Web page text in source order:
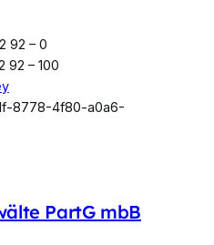
92 – 0
92 – 100
8778-4f80-a0a6-
PartG mbB